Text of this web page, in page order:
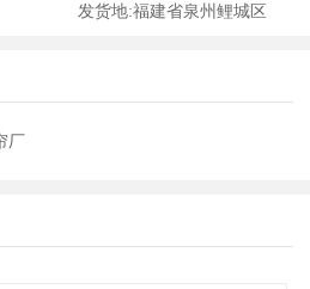
发货地:福建省泉州鲤城区
厂